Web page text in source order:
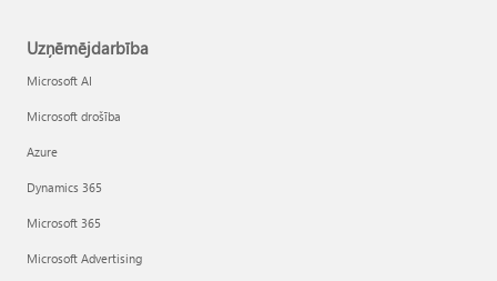
Uzņēmējdarbība
Microsoft AI
Microsoft drošība
Azure
Dynamics 365
Microsoft 365
Microsoft Advertising